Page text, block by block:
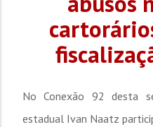
No Conexão 92 desta
estadual Ivan Naatz